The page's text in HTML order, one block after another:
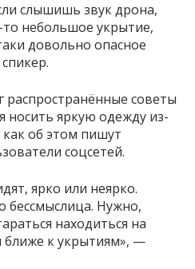
слышишь звук дрона,
небольшое укрытие,
довольно опасное
распространённые советы
носить яркую одежду из-
об этом пишут
соцсетей.
ярко или неярко.
бессмыслица. Нужно,
находиться на
ближе к укрытиям», —